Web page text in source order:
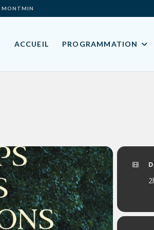
MONTMIN
ACCUEIL PROGRAMMATION